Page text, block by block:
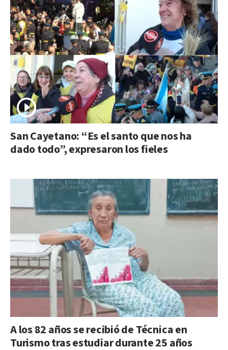
San Cayetano: “Es el santo que nos ha
dado todo”, expresaron los fieles
A los 82 años se recibió de Técnica en
Turismo tras estudiar durante 25 años